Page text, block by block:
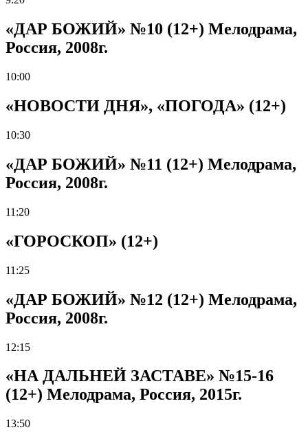
«ДАР БОЖИЙ» №10 (12+) Мелодрама,
Россия, 2008г.
10:00
«НОВОСТИ ДНЯ», «ПОГОДА» (12+)
10:30
«ДАР БОЖИЙ» №11 (12+) Мелодрама,
Россия, 2008г.
11:20
«ГОРОСКОП» (12+)
11:25
«ДАР БОЖИЙ» №12 (12+) Мелодрама,
Россия, 2008г.
12:15
«НА ДАЛЬНЕЙ ЗАСТАВЕ» №15-16
(12+) Мелодрама, Россия, 2015г.
13:50